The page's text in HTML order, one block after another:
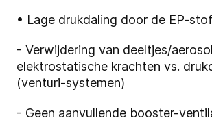
• Lage drukdaling door de EP-
- Verwijdering van deeltjes/
elektrostatische krachten vs.
(venturi-systemen)
- Geen aanvullende booster-